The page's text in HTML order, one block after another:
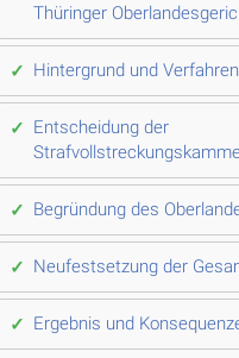
Thüringer
Hintergrund und
Entscheidung der
Begründung des
Neufestsetzung der
Ergebnis und